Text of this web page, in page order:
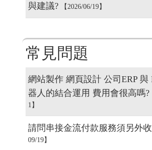
與建議?【2026/06/19】
常見問題
網站製作 網頁設計 公司ERP 與
器人的結合運用 費用會很高嗎?
1】
請問串接金流付款服務須另外
09/19】